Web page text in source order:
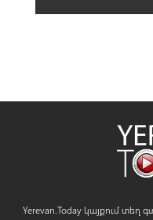
Yerevan.Today կայքում